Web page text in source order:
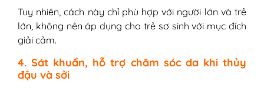
Tuy nhiên, cách này chỉ phù hợp với người lớn và trẻ
lớn, không nên áp dụng cho trẻ sơ sinh với mục đích
giải cảm.
4. Sát khuẩn, hỗ trợ chăm sóc da khi thủy
đậu và sởi